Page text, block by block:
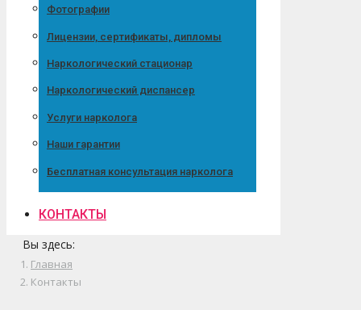
Фотографии
Лицензии, сертификаты, дипломы
Наркологический стационар
Наркологический диспансер
Услуги нарколога
Наши гарантии
Бесплатная консультация нарколога
КОНТАКТЫ
Вы здесь:
Главная
Контакты